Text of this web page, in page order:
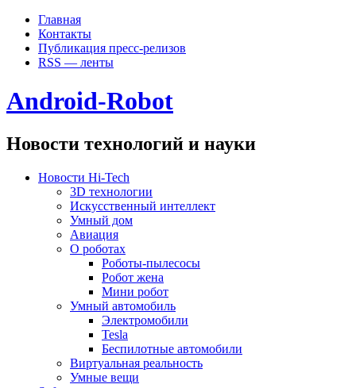
Главная
Контакты
Публикация пресс-релизов
RSS — ленты
Android-Robot
Новости технологий и науки
Новости Hi-Tech
3D технологии
Искусственный интеллект
Умный дом
Авиация
О роботах
Роботы-пылесосы
Робот жена
Мини робот
Умный автомобиль
Электромобили
Tesla
Беспилотные автомобили
Виртуальная реальность
Умные вещи